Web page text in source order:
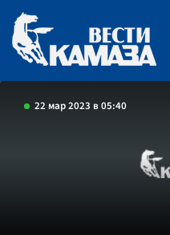
22 мар 2023 в 05:40